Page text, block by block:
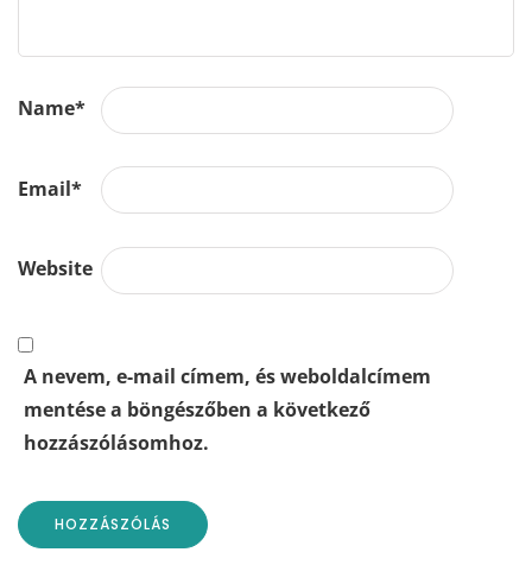
Name*
Email*
Website
A nevem, e-mail címem, és weboldalcímem
mentése a böngészőben a következő
hozzászólásomhoz.